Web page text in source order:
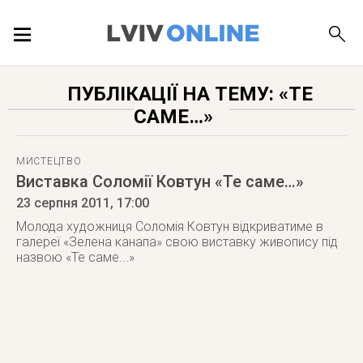
ПУБЛІКАЦІЇ
ПУБЛІКАЦІЇ НА ТЕМУ: «ТЕ
САМЕ…»
МИСТЕЦТВО
Виставка Соломії Ковтун «Те саме…»
23 серпня 2011 , 17:00
Молода художниця Соломія Ковтун відкриватиме в
галереї «Зелена канапа» свою виставку живопису під
назвою «Те саме...»